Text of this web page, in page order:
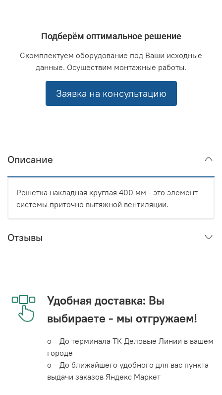
Подберём оптимальное решение
Скомплектуем оборудование под Ваши исходные
данные. Осуществим монтажные работы.
Заявка на консультацию
Описание
Решетка накладная круглая 400 мм - это элемент
системы приточно вытяжной вентиляции.
Отзывы
Удобная доставка: Вы
выбираете - мы отгружаем!
o До терминала ТК Деловые Линии в вашем
городе
o До ближайшего удобного для вас пункта
выдачи заказов Яндекс Маркет